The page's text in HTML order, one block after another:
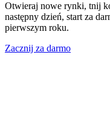
Otwieraj nowe rynki, tnij
następny dzień, start za
pierwszym roku.
Zacznij za darmo